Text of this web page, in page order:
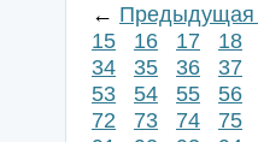
← Предыдущая
15
16 17
18
34
35 36
37
53
54 55
56
72
73 74
75